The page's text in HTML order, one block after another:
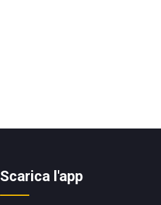
Scarica l'app